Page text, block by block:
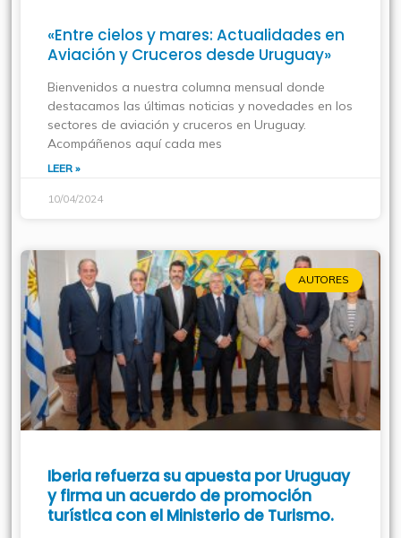
«Entre cielos y mares: Actualidades en
Aviación y Cruceros desde Uruguay»
Bienvenidos a nuestra columna mensual donde
destacamos las últimas noticias y novedades en los
sectores de aviación y cruceros en Uruguay.
Acompáñenos aquí cada mes
LEER »
10/04/2024
AUTORES
Iberia refuerza su apuesta por Uruguay
y firma un acuerdo de promoción
turística con el Ministerio de Turismo.